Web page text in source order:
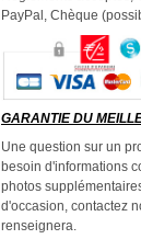
PayPal, Chèque
GARANTIE DU
Une question sur un
besoin d'informations
photos
d'occasion, contactez
renseignera.